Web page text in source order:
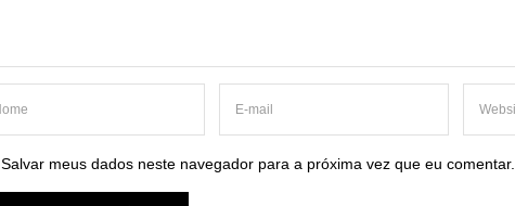
Salvar meus dados neste navegador para a próxima vez que eu comentar.